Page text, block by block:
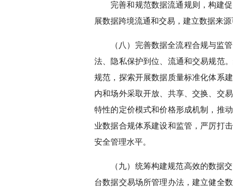
完善和规范数据流通规则，构建
展数据跨境流通和交易，建立数据来
（八）完善数据全流程合规与监
法、隐私保护到位、流通和交易规范
规范，探索开展数据质量标准化体系
内和场外采取开放、共享、交换、交
特性的定价模式和价格形成机制，推
业数据合规体系建设和监管，严厉打
安全管理水平。
（九）统筹构建规范高效的数据
台数据交易场所管理办法，建立健全